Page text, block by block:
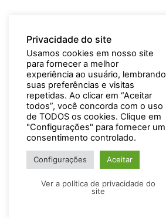
Privacidade do site
Usamos cookies em nosso site
para fornecer a melhor
experiência ao usuário, lembrando
suas preferências e visitas
repetidas. Ao clicar em “Aceitar
todos”, você concorda com o uso
de TODOS os cookies. Clique em
"Configurações" para fornecer um
consentimento controlado.
Configurações Aceitar
Ver a política de privacidade do
site